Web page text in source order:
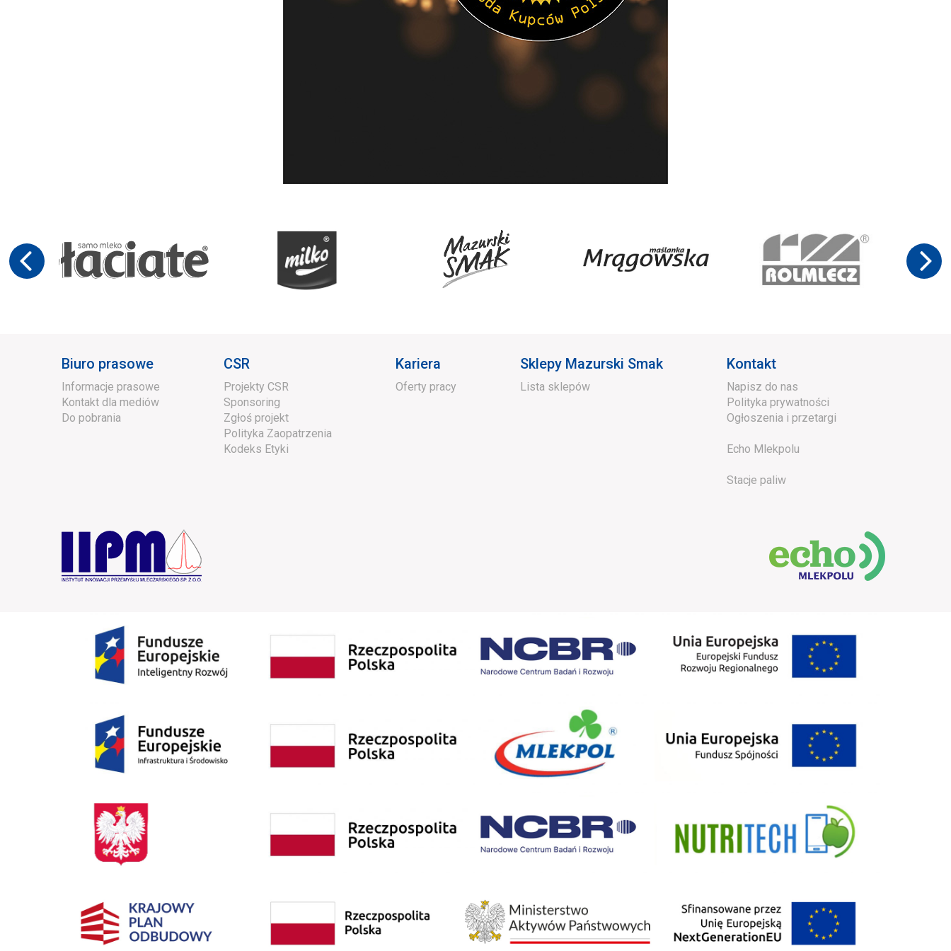
Biuro prasowe
Informacje prasowe
Kontakt dla mediów
Do pobrania
CSR
Projekty CSR
Sponsoring
Zgłoś projekt
Polityka Zaopatrzenia
Kodeks Etyki
Kariera
Oferty pracy
Sklepy Mazurski Smak
Lista sklepów
Kontakt
Napisz do nas
Polityka prywatności
Ogłoszenia i przetargi
Echo Mlekpolu
Stacje paliw